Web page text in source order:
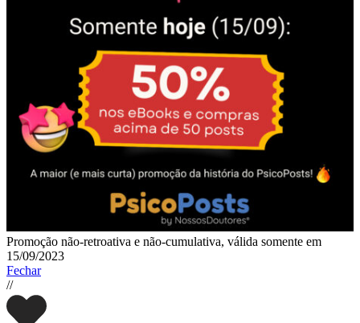
Promoção não-retroativa e não-cumulativa, válida somente em
15/09/2023
Fechar
//